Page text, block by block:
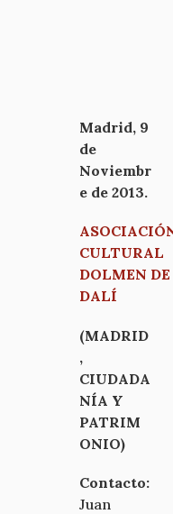
Madrid, 9
de
Noviembr
e de 2013.
CULTURAL
DOLMEN DE
DALÍ
(MADRID
,
CIUDADA
NÍA Y
PATRIM
ONIO)
Contacto:
Juan